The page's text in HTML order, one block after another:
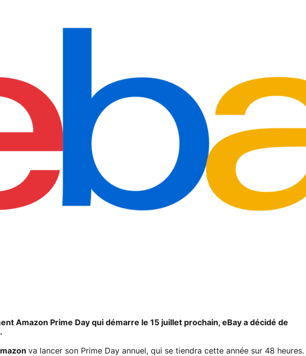
Amazon Prime Day qui démarre le 15 juillet prochain, eBay a décidé de
va lancer son Prime Day annuel, qui se tiendra cette année sur 48 heures.